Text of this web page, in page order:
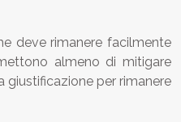
deve rimanere facilmente
almeno di mitigare
giustificazione per rimanere